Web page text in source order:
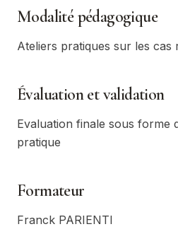
Modalité pédagogique
Ateliers pratiques sur les cas
Évaluation et validation
Evaluation finale sous forme
pratique
Formateur
Franck PARIENTI